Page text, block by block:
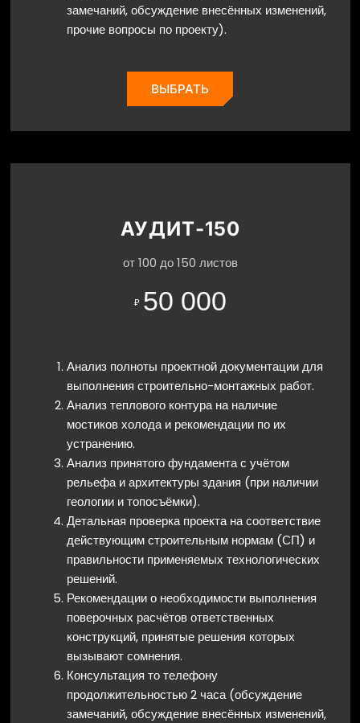
замечаний, обсуждение внесённых изменений,
прочие вопросы по проекту).
ВЫБРАТЬ
АУДИТ-150
от 100 до 150 листов
₽ 50 000
Анализ полноты проектной документации для
выполнения строительно-монтажных работ.
Анализ теплового контура на наличие
мостиков холода и рекомендации по их
устранению.
Анализ принятого фундамента с учётом
рельефа и архитектуры здания (при наличии
геологии и топосъёмки).
Детальная проверка проекта на соответствие
действующим строительным нормам (СП) и
правильности применяемых технологических
решений.
Рекомендации о необходимости выполнения
поверочных расчётов ответственных
конструкций, принятые решения которых
вызывают сомнения.
Консультация то телефону
продолжительностью 2 часа (обсуждение
замечаний, обсуждение внесённых изменений,